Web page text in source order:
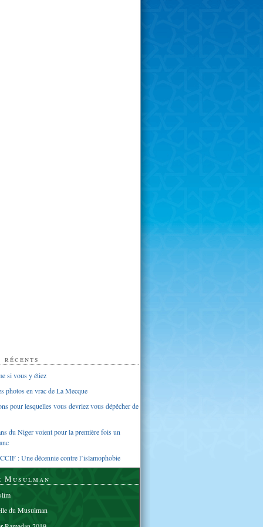
si vous y étiez
photos en vrac de La Mecque
pour lesquelles vous devriez vous dépêcher de
du Niger voient pour la première fois un
: Une décennie contre l’islamophobie
Musulman
du Musulman